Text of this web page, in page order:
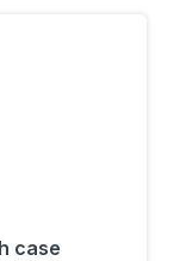
case